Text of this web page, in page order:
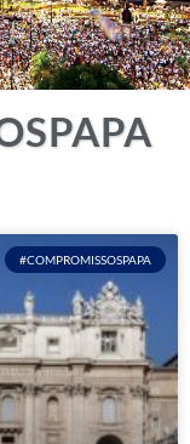
#COMPROMISSOSPAPA